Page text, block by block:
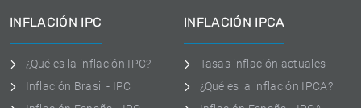
INFLACIÓN IPC
¿Qué es la inflación IPC?
Inflación Brasil - IPC
INFLACIÓN IPCA
Tasas inflación actuales
¿Qué es la inflación IPCA?